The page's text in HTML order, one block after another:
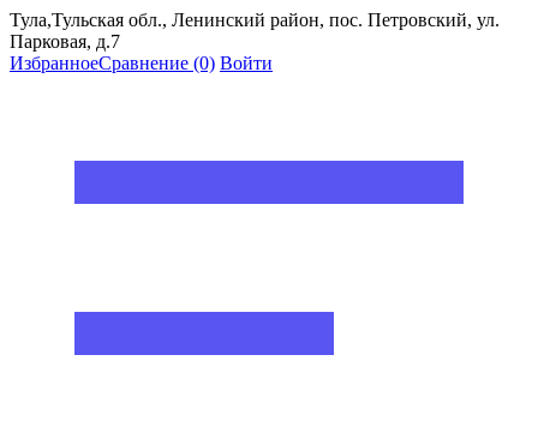
Тула,Тульская обл., Ленинский район, пос. Петровский, ул.
Парковая, д.7
ИзбранноеСравнение (0) Войти